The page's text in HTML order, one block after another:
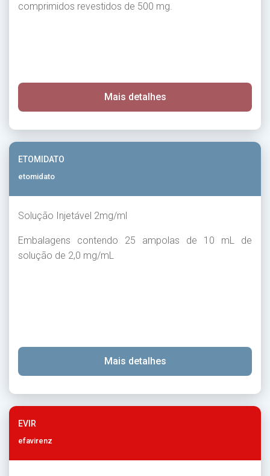
comprimidos revestidos de 500 mg.
Mais detalhes
ETOMIDATO
etomidato
Solução Injetável 2mg/ml
Embalagens contendo 25 ampolas de 10 mL de
solução de 2,0 mg/mL
Mais detalhes
EVIR
efavirenz